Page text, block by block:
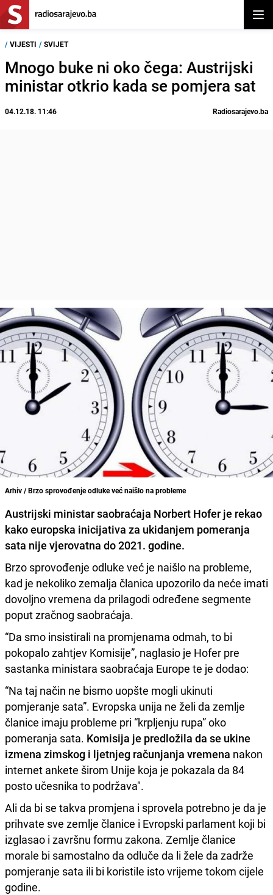
/ VIJESTI / SVIJET
Mnogo buke ni oko čega: Austrijski
ministar otkrio kada se pomjera sat
04.12.18. 11:46 Radiosarajevo.ba
Arhiv / Brzo sprovođenje odluke već naišlo na probleme
Austrijski ministar saobraćaja Norbert Hofer je rekao
kako europska inicijativa za ukidanjem pomeranja
sata nije vjerovatna do 2021. godine.
Brzo sprovođenje odluke već je naišlo na probleme,
kad je nekoliko zemalja članica upozorilo da neće imati
dovoljno vremena da prilagodi određene segmente
poput zračnog saobraćaja.
“Da smo insistirali na promjenama odmah, to bi
pokopalo zahtjev Komisije”, naglasio je Hofer pre
sastanka ministara saobraćaja Europe te je dodao:
“Na taj način ne bismo uopšte mogli ukinuti
pomjeranje sata”. Evropska unija ne želi da zemlje
članice imaju probleme pri “krpljenju rupa” oko
pomeranja sata. Komisija je predložila da se ukine
izmena zimskog i ljetnjeg računjanja vremena nakon
internet ankete širom Unije koja je pokazala da 84
posto učesnika to podržava".
Ali da bi se takva promjena i sprovela potrebno je da je
prihvate sve zemlje članice i Evropski parlament koji bi
izglasao i završnu formu zakona. Zemlje članice
morale bi samostalno da odluče da li žele da zadrže
pomjeranje sata ili bi koristile isto vrijeme tokom cijele
godine.